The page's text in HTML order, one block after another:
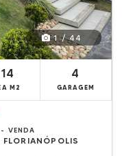
1 / 44
M2
4
GARAGEM
VENDA